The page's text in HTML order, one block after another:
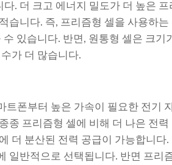
. 더 크고 에너지 밀도가 더 높은
습니다. 즉, 프리즘형 셀을 사용하는
있습니다. 반면, 원통형 셀은 크
가 더 많습니다.
트폰부터 높은 가속이 필요한 전기
종 프리즘형 셀에 비해 더 나은 전
더 분산된 전력 공급이 가능합니다
일반적으로 선택됩니다. 반면 프리